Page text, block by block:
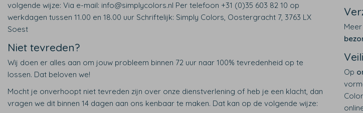
volgende wijze: Via e-mail: info@simplycolors.nl Per telefoon +31 (0)35 603 82 10 op
werkdagen tussen 11.00 en 18.00 uur Schriftelijk: Simply Colors, Oostergracht 7, 3763 LX
Soest
Niet tevreden?
Wij doen er alles aan om jouw probleem binnen 72 uur naar 100% tevredenheid op te
lossen. Dat beloven we!
Mocht je onverhoopt niet tevreden zijn over onze dienstverlening of heb je een klacht, dan
vragen we dit binnen 14 dagen aan ons kenbaar te maken. Dat kan op de volgende wijze:
Op